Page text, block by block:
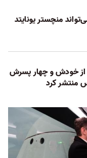
منچستر یونایتد
خودش و چهار پسرش
منتشر کرد